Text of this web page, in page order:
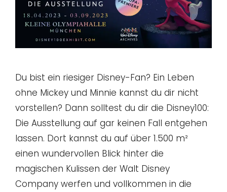
Du bist ein riesiger Disney-Fan? Ein Leben
ohne Mickey und Minnie kannst du dir nicht
vorstellen? Dann solltest du dir die Disney100:
Die Ausstellung auf gar keinen Fall entgehen
lassen. Dort kannst du auf über 1.500 m²
einen wundervollen Blick hinter die
magischen Kulissen der Walt Disney
Company werfen und vollkommen in die